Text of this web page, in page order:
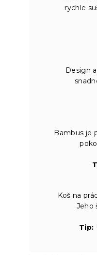
rychle
Design
Bambus je
Koš na
Jeho
Tip: